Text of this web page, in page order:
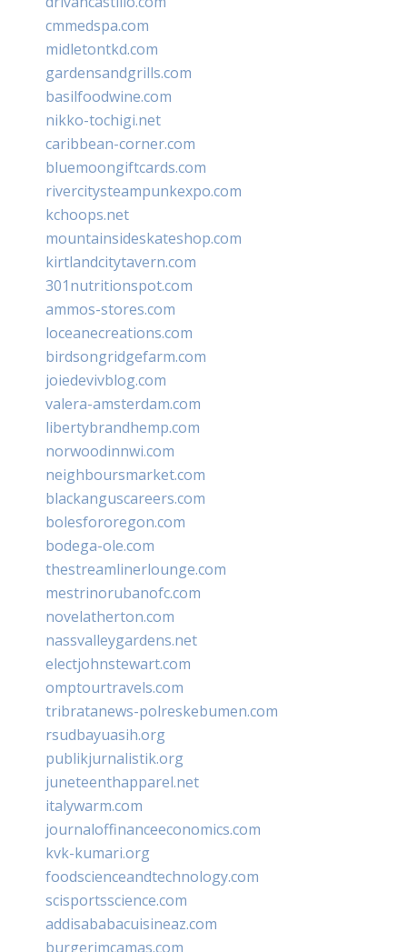
cmmedspa.com
midletontkd.com
gardensandgrills.com
basilfoodwine.com
nikko-tochigi.net
caribbean-corner.com
bluemoongiftcards.com
rivercitysteampunkexpo.com
kchoops.net
mountainsideskateshop.com
kirtlandcitytavern.com
301nutritionspot.com
ammos-stores.com
loceanecreations.com
birdsongridgefarm.com
joiedevivblog.com
valera-amsterdam.com
libertybrandhemp.com
norwoodinnwi.com
neighboursmarket.com
blackanguscareers.com
bolesfororegon.com
bodega-ole.com
thestreamlinerlounge.com
mestrinorubanofc.com
novelatherton.com
nassvalleygardens.net
electjohnstewart.com
omptourtravels.com
tribratanews-polreskebumen.com
rsudbayuasih.org
publikjurnalistik.org
juneteenthapparel.net
italywarm.com
journaloffinanceeconomics.com
kvk-kumari.org
foodscienceandtechnology.com
scisportsscience.com
addisababacuisineaz.com
burgerimcamas.com